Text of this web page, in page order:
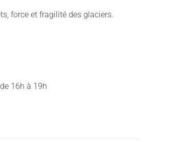
force et fragilité des glaciers.
16h à 19h